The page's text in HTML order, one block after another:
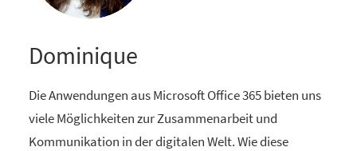
Dominique
Die Anwendungen aus Microsoft Office 365 bieten uns
viele Möglichkeiten zur Zusammenarbeit und
Kommunikation in der digitalen Welt. Wie diese